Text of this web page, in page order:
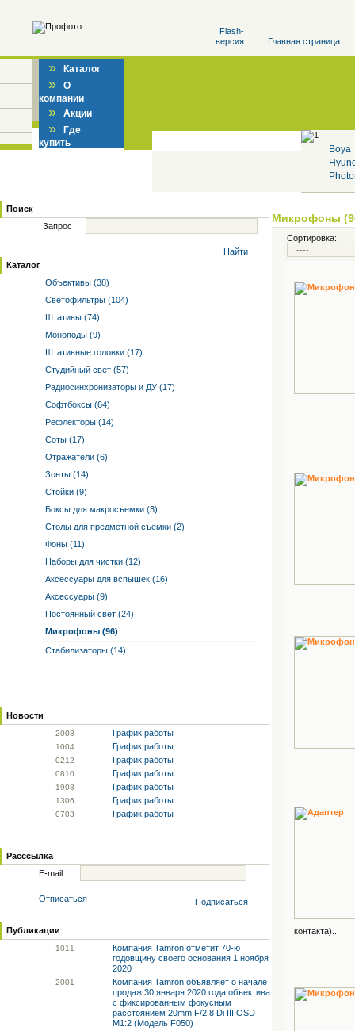
Flash-
версия
Главная страница
» Каталог
» О
компании
» Акции
» Где
купить
Boya
Поиск
Запрос
Найти
Каталог
Объективы (38)
Светофильтры (104)
Штативы (74)
Моноподы (9)
Штативные головки (17)
Студийный свет (57)
Радиосинхронизаторы и ДУ (17)
Софтбоксы (64)
Рефлекторы (14)
Соты (17)
Отражатели (6)
Зонты (14)
Стойки (9)
Боксы для макросъемки (3)
Столы для предметной съемки (2)
Фоны (11)
Наборы для чистки (12)
Аксессуары для вспышек (16)
Аксессуары (9)
Постоянный свет (24)
Микрофоны (96)
Стабилизаторы (14)
Новости
2008 График работы
1004 График работы
0212 График работы
0810 График работы
1908 График работы
1306 График работы
0703 График работы
Расссылка
E-mail
Отписаться Подписаться
Публикации
1011
Компания Tamron отметит 70-ю
годовщину своего основания 1 ноября
2020
2001
Компания Tamron объявляет о начале
продаж 30 января 2020 года объектива
с фиксированным фокусным
расстоянием 20mm F/2.8 Di III OSD
M1:2 (Модель F050)
Микрофоны
Сортировка:
контакта)...